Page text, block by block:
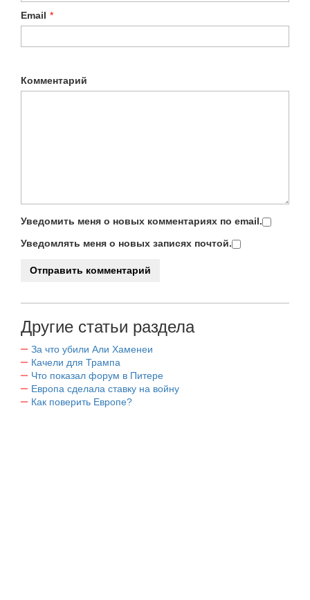
Email *
Комментарий
Уведомить меня о новых комментариях по email.
Уведомлять меня о новых записях почтой.
Другие статьи раздела
За что убили Али Хаменеи
Качели для Трампа
Что показал форум в Питере
Европа сделала ставку на войну
Как поверить Европе?